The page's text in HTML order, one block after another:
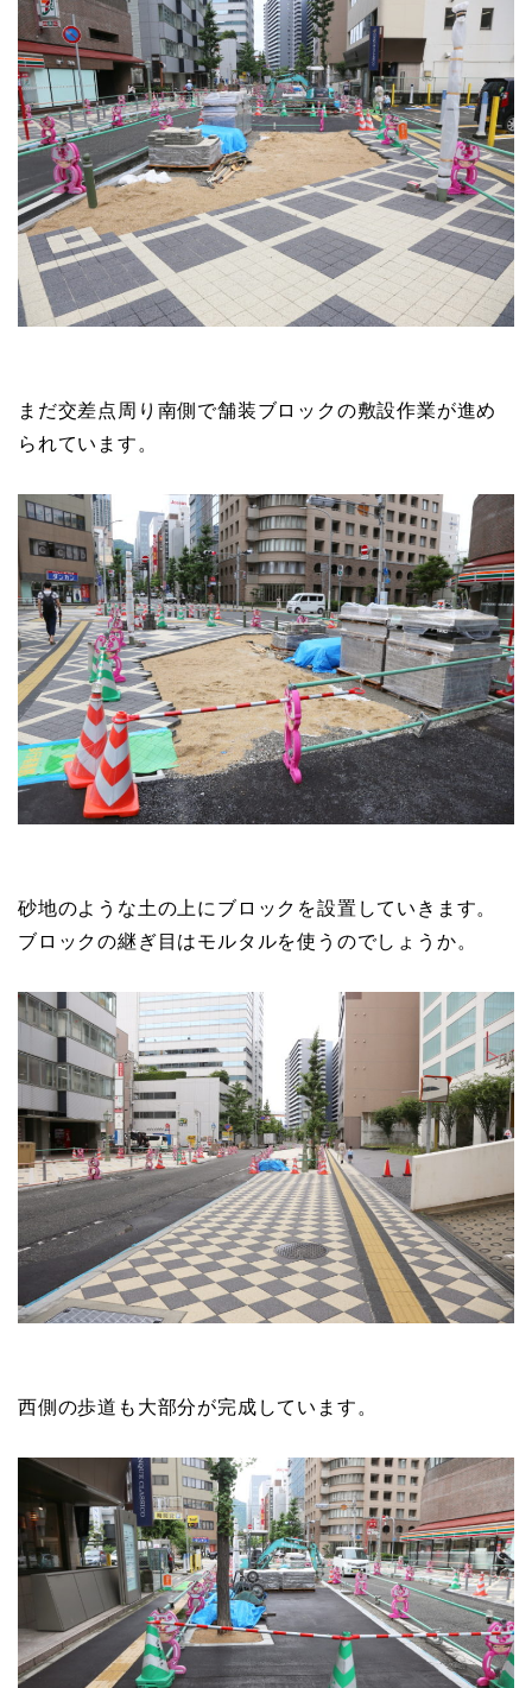
まだ交差点周り南側で舗装ブロックの敷設作業が進め
られています。
砂地のような土の上にブロックを設置していきます。
ブロックの継ぎ目はモルタルを使うのでしょうか。
西側の歩道も大部分が完成しています。